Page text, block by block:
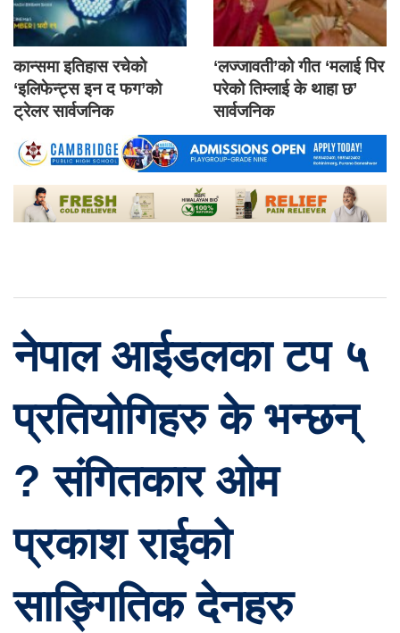
कान्समा इतिहास रचेको
‘इलिफेन्ट्स इन द फग’को
ट्रेलर सार्वजनिक
‘लज्जावती’को गीत ‘मलाई पिर
परेको तिम्लाई के थाहा छ’
सार्वजनिक
नेपाल आईडलका टप ५
प्रतियोगिहरु के भन्छन्
? संगितकार ओम
प्रकाश राईको
साङ्गितिक देनहरु